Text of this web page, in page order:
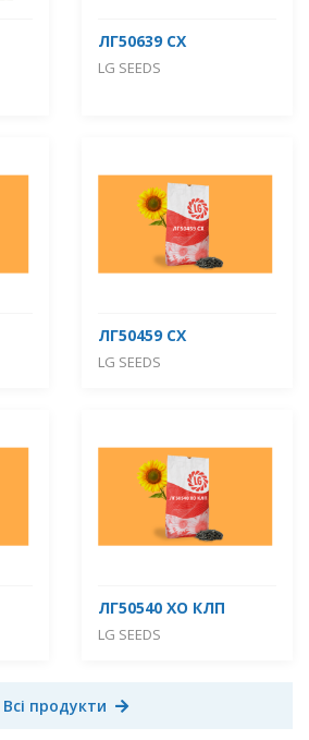
ЛГ50639 СХ
LG SEEDS
ЛГ50459 СХ
LG SEEDS
ЛГ50540 ХО КЛП
LG SEEDS
Всі продукти